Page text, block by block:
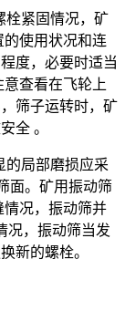
栓紧固情况，矿
使用状况和连
度，必要时适当
查看在飞轮上
筛子运转时，矿
全 。
的局部磨损应采
面。矿用振动筛
况，振动筛并
况，振动筛当发
新的螺栓。